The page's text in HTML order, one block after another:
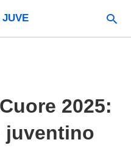
JUVE
2025:
juventino